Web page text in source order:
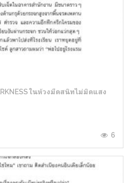
ในห้วงมืดสนิทไม่มิดแสง
6